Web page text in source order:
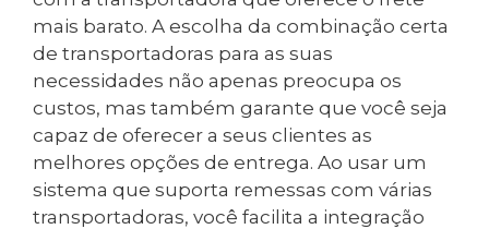
mais barato. A escolha da combinação certa
de transportadoras para as suas
necessidades não apenas preocupa os
custos, mas também garante que você seja
capaz de oferecer a seus clientes as
melhores opções de entrega. Ao usar um
sistema que suporta remessas com várias
transportadoras, você facilita a integração